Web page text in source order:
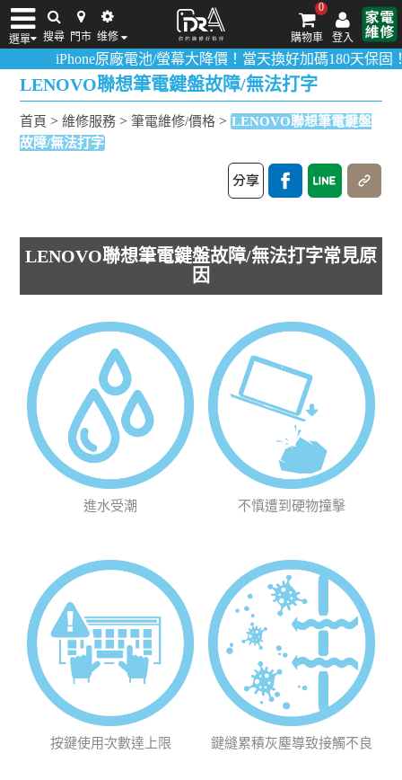
選單 搜尋 門市 维修 登入
0
購物車
iPhone維修/價格 筆電維修/價格 Android手機維修/價格 MacBook維修/價
iPhone原廠電池/螢幕大降價！當天換好加碼180天保固！活動詳
LENOVO聯想筆電鍵盤故障/無法打字
首頁 >維修服務 >筆電維修/價格 > LENOVO聯想筆電鍵盤
故障/無法打字
LENOVO聯想筆電鍵盤故障/無法打字常見原
因
進水受潮 不慎遭到硬物撞擊
按鍵使用次數達上限 鍵縫累積灰塵導致接觸不良